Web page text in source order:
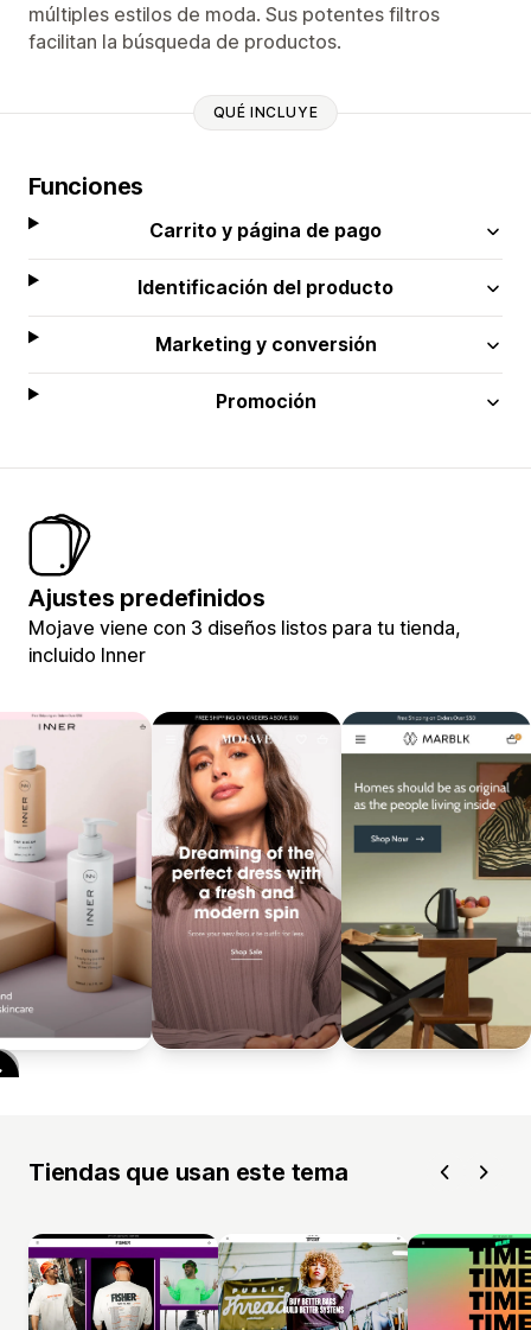
múltiples estilos de moda. Sus potentes filtros
facilitan la búsqueda de productos.
QUÉ INCLUYE
Funciones
Carrito y página de pago
Identificación del producto
Marketing y conversión
Promoción
Ajustes predefinidos
Mojave viene con 3 diseños listos para tu tienda,
incluido Inner
Tiendas que usan este tema